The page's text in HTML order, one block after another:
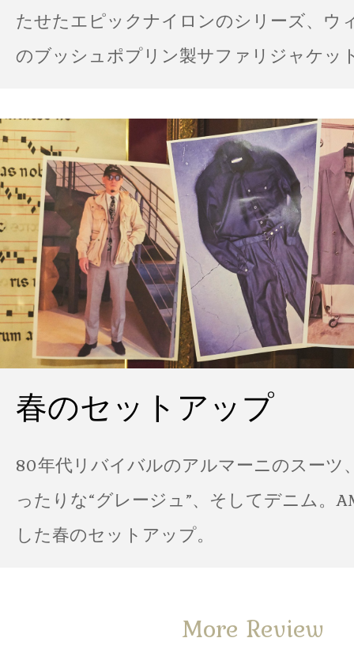
たせたエピックナイロンのシリーズ、ウ
のブッシュポプリン製サファリジャケッ
春のセットアップ
80年代リバイバルのアルマーニのスーツ
ったりな“グレージュ”、そしてデニム。
した春のセットアップ。
More Review